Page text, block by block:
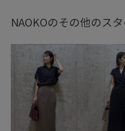
26SS15
2WAYで使える
E'POR_medium
popup0206 RainGoods
NAOKOのその他のス